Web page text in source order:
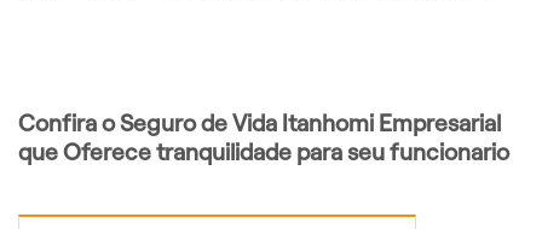
Confira o Seguro de Vida Itanhomi Empresarial
que Oferece tranquilidade para seu funcionario